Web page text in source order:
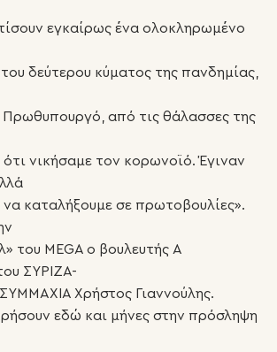
εγκαίρως ένα ολοκληρωμένο
δεύτερου κύματος της πανδημίας,
Πρωθυπουργό, από τις θάλασσες της
νικήσαμε τον κορωνοϊό. Έγιναν
να καταλήξουμε σε πρωτοβουλίες».
του MEGA ο βουλευτής Α
ΣΥΡΙΖΑ-
Χρήστος Γιαννούλης.
εδώ και μήνες στην πρόσληψη